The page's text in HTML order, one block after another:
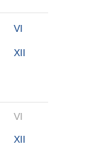
VI
XII
VI
XII